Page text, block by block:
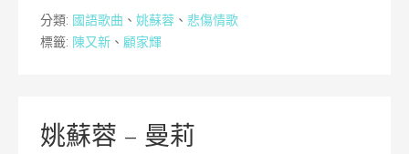
分類: 國語歌曲 、 姚蘇蓉 、 悲傷情歌
標籤: 陳又新 、 顧家輝
姚蘇蓉 – 曼莉